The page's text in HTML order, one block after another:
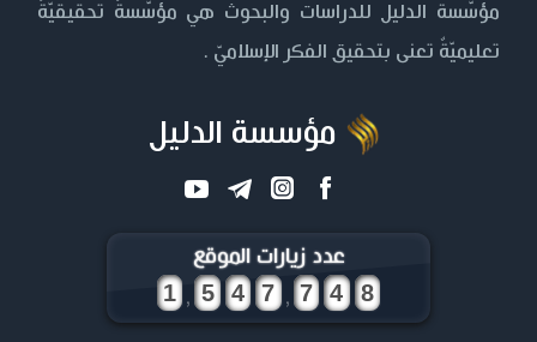
مؤسّسة الدليل للدراسات والبحوث هي مؤسّسةٌ تحقيقيّةٌ
تعليميّةٌ تعنى بتحقيق الفكر الإسلاميّ .
مؤسسة الدليل
عدد زيارات الموقع
, ,